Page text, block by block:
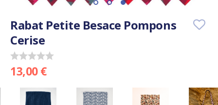
Rabat Petite Besace Pompons
Cerise
13,00 €